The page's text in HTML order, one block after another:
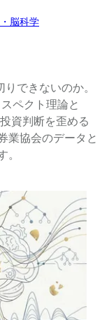
脳科学
できないのか。
ペクト理論と
資判断を歪める
業協会のデータと